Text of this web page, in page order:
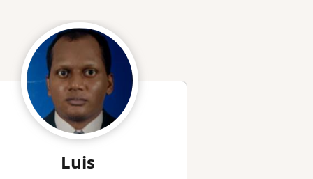
Luis